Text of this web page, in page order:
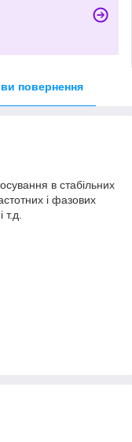
повернення
в стабільних
і фазових